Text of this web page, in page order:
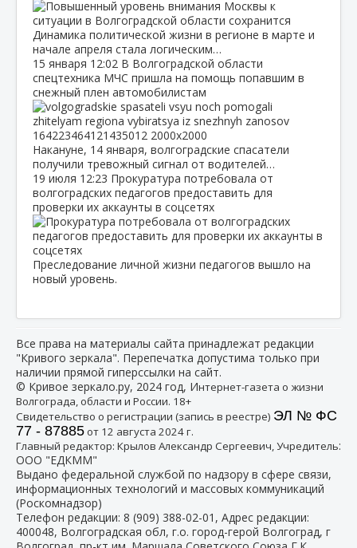
Динамика политической жизни в регионе в марте и
начале апреля стала логическим…
15 января 12:02 В Волгоградской области
спецтехника МЧС пришла на помощь попавшим в
снежный плен автомобилистам
Накануне, 14 января, волгоградские спасатели
получили тревожный сигнал от водителей…
19 июля 12:23 Прокуратура потребовала от
волгоградских педагогов предоставить для
проверки их аккаунты в соцсетях
Преследование личной жизни педагогов вышло на
новый уровень.
Все права на материалы сайта принадлежат редакции
"Кривого зеркала". Перепечатка допустима только при
наличии прямой гиперссылки на сайт.
© Кривое зеркало.ру, 2024 год, Интернет-газета о жизни
Волгограда, области и России. 18+
Свидетельство о регистрации (запись в реестре) ЭЛ № ФС
77 - 87885от 12 августа 2024 г.
Главный редактор: Крылов Александр Сергеевич, Учредитель:
ООО "ЕДКММ"
Выдано федеральной службой по надзору в сфере связи,
информационных технологий и массовых коммуникаций
(Роскомнадзор)
Телефон редакции: 8 (909) 388-02-01 , Адрес редакции:
400048, Волгоградская обл, г.о. город-герой Волгоград, г